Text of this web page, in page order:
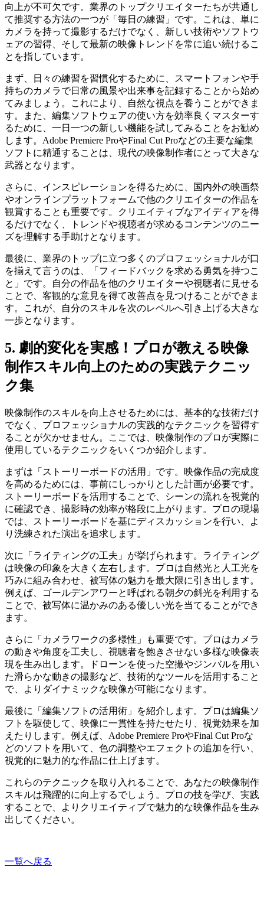
向上が不可欠です。業界のトップクリエイターたちが共通し
て推奨する方法の一つが「毎日の練習」です。これは、単に
カメラを持って撮影するだけでなく、新しい技術やソフトウ
ェアの習得、そして最新の映像トレンドを常に追い続けるこ
とを指しています。
まず、日々の練習を習慣化するために、スマートフォンや手
持ちのカメラで日常の風景や出来事を記録することから始め
てみましょう。これにより、自然な視点を養うことができま
す。また、編集ソフトウェアの使い方を効率良くマスターす
るために、一日一つの新しい機能を試してみることをお勧め
します。Adobe Premiere ProやFinal Cut Proなどの主要な編集
ソフトに精通することは、現代の映像制作者にとって大きな
武器となります。
さらに、インスピレーションを得るために、国内外の映画祭
やオンラインプラットフォームで他のクリエイターの作品を
観賞することも重要です。クリエイティブなアイディアを得
るだけでなく、トレンドや視聴者が求めるコンテンツのニー
ズを理解する手助けとなります。
最後に、業界のトップに立つ多くのプロフェッショナルが口
を揃えて言うのは、「フィードバックを求める勇気を持つこ
と」です。自分の作品を他のクリエイターや視聴者に見せる
ことで、客観的な意見を得て改善点を見つけることができま
す。これが、自分のスキルを次のレベルへ引き上げる大きな
一歩となります。
5. 劇的変化を実感！プロが教える映像
制作スキル向上のための実践テクニッ
ク集
映像制作のスキルを向上させるためには、基本的な技術だけ
でなく、プロフェッショナルの実践的なテクニックを習得す
ることが欠かせません。ここでは、映像制作のプロが実際に
使用しているテクニックをいくつか紹介します。
まずは「ストーリーボードの活用」です。映像作品の完成度
を高めるためには、事前にしっかりとした計画が必要です。
ストーリーボードを活用することで、シーンの流れを視覚的
に確認でき、撮影時の効率が格段に上がります。プロの現場
では、ストーリーボードを基にディスカッションを行い、よ
り洗練された演出を追求します。
次に「ライティングの工夫」が挙げられます。ライティング
は映像の印象を大きく左右します。プロは自然光と人工光を
巧みに組み合わせ、被写体の魅力を最大限に引き出します。
例えば、ゴールデンアワーと呼ばれる朝夕の斜光を利用する
ことで、被写体に温かみのある優しい光を当てることができ
ます。
さらに「カメラワークの多様性」も重要です。プロはカメラ
の動きや角度を工夫し、視聴者を飽きさせない多様な映像表
現を生み出します。ドローンを使った空撮やジンバルを用い
た滑らかな動きの撮影など、技術的なツールを活用すること
で、よりダイナミックな映像が可能になります。
最後に「編集ソフトの活用術」を紹介します。プロは編集ソ
フトを駆使して、映像に一貫性を持たせたり、視覚効果を加
えたりします。例えば、Adobe Premiere ProやFinal Cut Proな
どのソフトを用いて、色の調整やエフェクトの追加を行い、
視覚的に魅力的な作品に仕上げます。
これらのテクニックを取り入れることで、あなたの映像制作
スキルは飛躍的に向上するでしょう。プロの技を学び、実践
することで、よりクリエイティブで魅力的な映像作品を生み
出してください。
一覧へ戻る